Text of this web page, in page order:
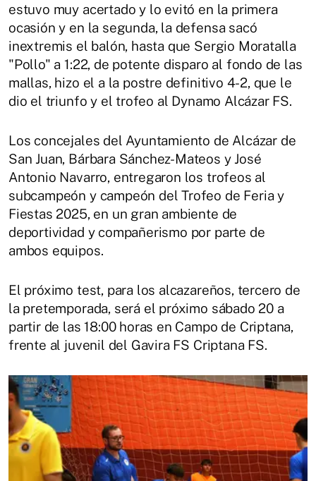
estuvo muy acertado y lo evitó en la primera
ocasión y en la segunda, la defensa sacó
inextremis el balón, hasta que Sergio Moratalla
"Pollo" a 1:22, de potente disparo al fondo de las
mallas, hizo el a la postre definitivo 4-2, que le
dio el triunfo y el trofeo al Dynamo Alcázar FS.
Los concejales del Ayuntamiento de Alcázar de
San Juan, Bárbara Sánchez-Mateos y José
Antonio Navarro, entregaron los trofeos al
subcampeón y campeón del Trofeo de Feria y
Fiestas 2025, en un gran ambiente de
deportividad y compañerismo por parte de
ambos equipos.
El próximo test, para los alcazareños, tercero de
la pretemporada, será el próximo sábado 20 a
partir de las 18:00 horas en Campo de Criptana,
frente al juvenil del Gavira FS Criptana FS.